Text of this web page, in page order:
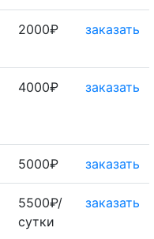
2000₽ заказать
4000₽ заказать
5000₽ заказать
5500₽/
сутки
заказать